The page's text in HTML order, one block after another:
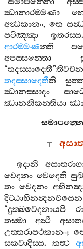
ඣානාරම‍්මණා
අන්‍ධකානං,තෙ
පටිඤ‍්ඤා
ඉතරස‍්ස
ආරම‍්මණන‍්ති
අපස‍්සන‍්තො
“තදස‍්සාදෙතී”
තදස‍්සාදෙතීති
ඣානස‍්සාදං
ඣානනිකන‍්තියා
ඉදානි
වෙදනං වෙදෙති
තං වෙදනං
දිට‍්ඨාභිනන්‍දනවසෙන
“දුක‍්ඛවෙදනායපි
තස‍්මා
අත්‍ථි
උත‍්තරාපථකානං;
සකවාදිස‍්ස. තත්‍ථ